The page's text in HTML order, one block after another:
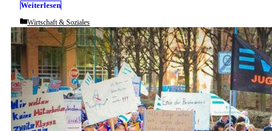
Weiterlesen
Categories
Wirtschaft & Soziales